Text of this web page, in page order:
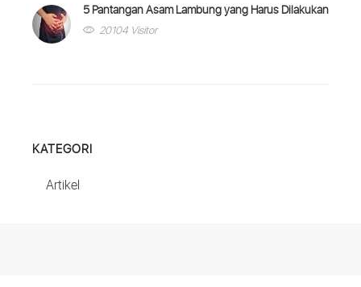
5 Pantangan Asam Lambung yang Harus Dilakukan
20104 Visitor
KATEGORI
Artikel